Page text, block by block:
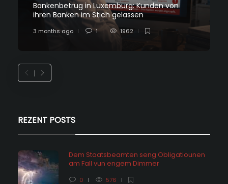
Bankenbetrug in Luxemburg: Kunden von
ihren Banken im Stich gelassen
3 months ago 1 1962
REZENT POSTS
Dem Staatsbeamten seng Obligatiounen
am Fall vun engem Dimmer
0 576